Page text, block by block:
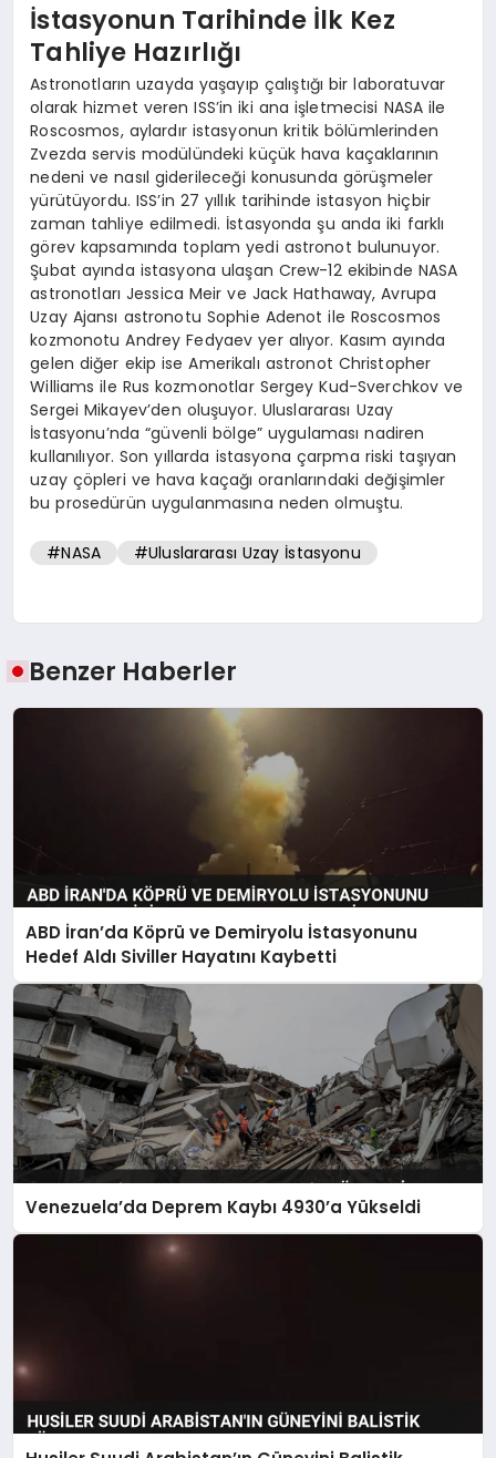
İstasyonun Tarihinde İlk Kez
Tahliye Hazırlığı
Astronotların uzayda yaşayıp çalıştığı bir laboratuvar
olarak hizmet veren ISS’in iki ana işletmecisi NASA ile
Roscosmos, aylardır istasyonun kritik bölümlerinden
Zvezda servis modülündeki küçük hava kaçaklarının
nedeni ve nasıl giderileceği konusunda görüşmeler
yürütüyordu. ISS’in 27 yıllık tarihinde istasyon hiçbir
zaman tahliye edilmedi. İstasyonda şu anda iki farklı
görev kapsamında toplam yedi astronot bulunuyor.
Şubat ayında istasyona ulaşan Crew-12 ekibinde NASA
astronotları Jessica Meir ve Jack Hathaway, Avrupa
Uzay Ajansı astronotu Sophie Adenot ile Roscosmos
kozmonotu Andrey Fedyaev yer alıyor. Kasım ayında
gelen diğer ekip ise Amerikalı astronot Christopher
Williams ile Rus kozmonotlar Sergey Kud-Sverchkov ve
Sergei Mikayev’den oluşuyor. Uluslararası Uzay
İstasyonu’nda “güvenli bölge” uygulaması nadiren
kullanılıyor. Son yıllarda istasyona çarpma riski taşıyan
uzay çöpleri ve hava kaçağı oranlarındaki değişimler
bu prosedürün uygulanmasına neden olmuştu.
#NASA #Uluslararası Uzay İstasyonu
Benzer Haberler
ABD İran’da Köprü ve Demiryolu İstasyonunu
Hedef Aldı Siviller Hayatını Kaybetti
Venezuela’da Deprem Kaybı 4930’a Yükseldi